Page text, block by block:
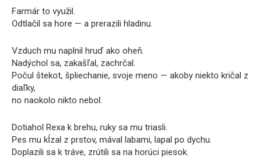
Farmár to využil.
Odtlačil sa hore — a prerazili hladinu.
Vzduch mu naplnil hruď ako oheň.
Nadýchol sa, zakašľal, zachrčal.
Počul štekot, špliechanie, svoje meno — akoby niekto kričal z
diaľky,
no naokolo nikto nebol.
Dotiahol Rexa k brehu, ruky sa mu triasli.
Pes mu kĺzal z prstov, mával labami, lapal po dychu.
Doplazili sa k tráve, zrútili sa na horúci piesok.